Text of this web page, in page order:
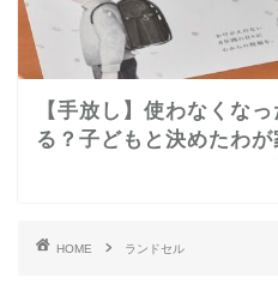
【手放し】使わなくな
る？子どもと決めたわ
HOME ランドセル